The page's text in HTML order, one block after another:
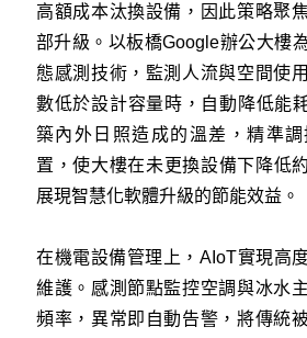
高額成本汰換設備，因此策略聚
部升級。以板橋Google辦公大樓
態感測技術，監測人流與空間使
數低於設計容量時，自動降低能
築內外日照造成的溫差，精準
置，使大樓在未更換設備下降低
展現智慧化軟體升級的節能效益。
在機電設備管理上，AIoT實現高
維護。感測節點監控空調與冰水
頻率，異常即自動告警，將傳統